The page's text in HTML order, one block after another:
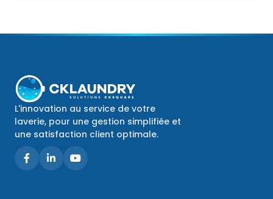
L'innovation au service de votre
laverie, pour une gestion simplifiée et
une satisfaction client optimale.